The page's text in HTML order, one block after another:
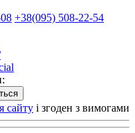
+38(095) 508-22-54
сайту і згоден з вимогами